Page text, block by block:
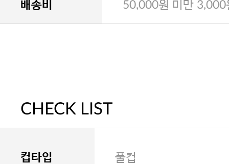
배송비 50,000원 미만 3,000
CHECK LIST
컵타입 풀컵